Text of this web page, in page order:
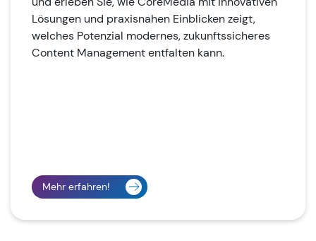
Lösungen und praxisnahen Einblicken zeigt,
welches Potenzial modernes, zukunftssicheres
Content Management entfalten kann.
Mehr erfahren!